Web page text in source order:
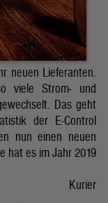
neuen Lieferanten.
viele Strom- und
Das geht
der E-Control
nun einen neuen
hat es im Jahr 2019
Kurier